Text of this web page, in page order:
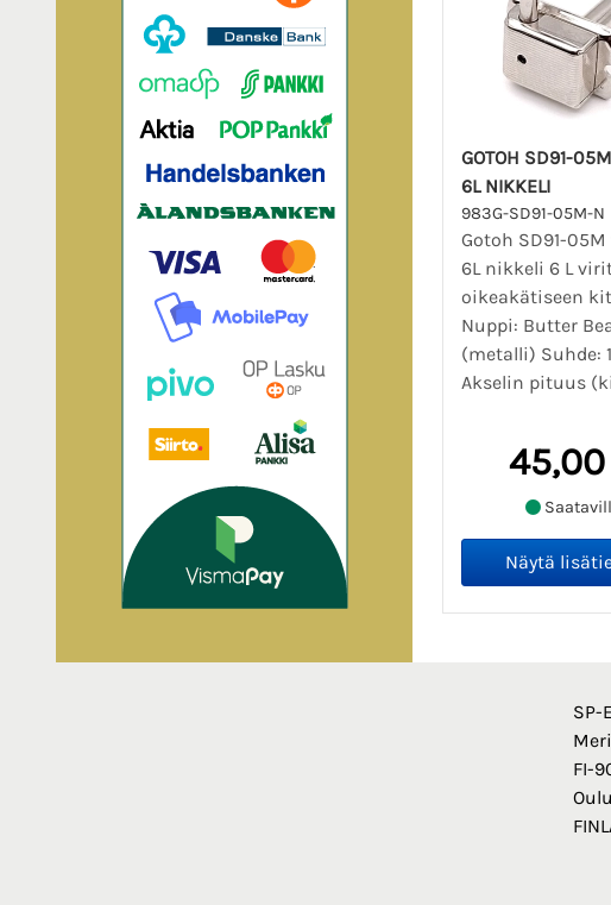
GOTOH SD91-
6L NIKKELI
983G-SD91-05M-N
Gotoh SD91-
6L nikkeli 6 L
oikeakätiseen
Nuppi: Butter
(metalli) Suhde:
Akselin pituus
SP-
FI-
Oulu